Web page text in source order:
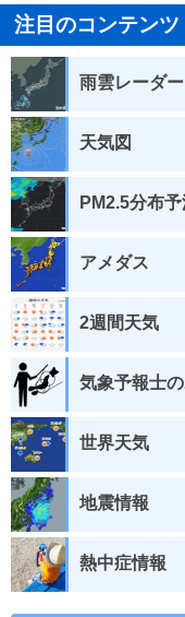
注目のコンテンツ
雨雲レーダー
天気図
PM2.5分布予
アメダス
2週間天気
気象予報士
世界天気
地震情報
熱中症情報